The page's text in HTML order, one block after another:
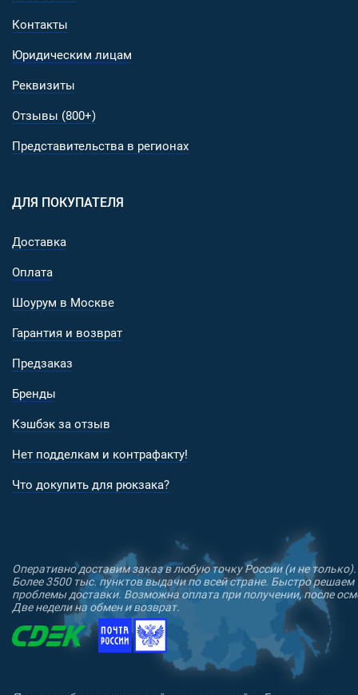
Контакты
Юридическим лицам
Реквизиты
Отзывы (800+)
Представительства в регионах
ДЛЯ ПОКУПАТЕЛЯ
Доставка
Оплата
Шоурум в Москве
Гарантия и возврат
Предзаказ
Бренды
Кэшбэк за отзыв
Нет подделкам и контрафакту!
Что докупить для рюкзака?
Оперативно доставим заказ в любую точку России (и не только).
Более 3500 тыс. пунктов выдачи по всей стране. Быстро решаем
проблемы доставки. Возможна оплата при получении, после
Две недели на обмен и возврат.